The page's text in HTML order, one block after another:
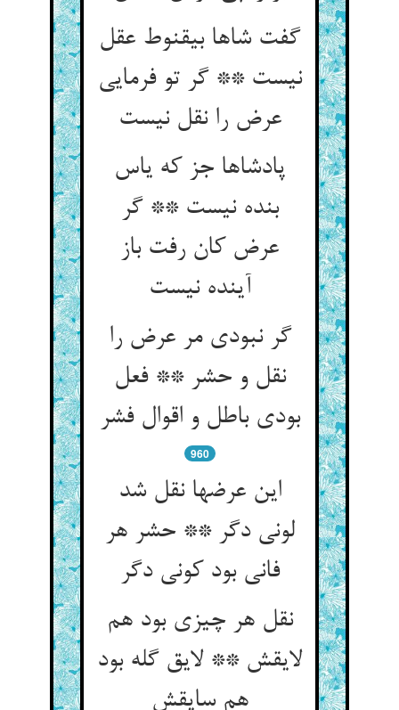
گفت شاها بی‏قنوط عقل
نیست ** گر تو فرمایی
عرض را نقل نیست‏
پادشاها جز که یاس
بنده نیست ** گر
عرض کان رفت باز
آینده نیست‏
گر نبودی مر عرض را
نقل و حشر ** فعل
بودی باطل و اقوال فشر
960
این عرضها نقل شد
لونی دگر ** حشر هر
فانی بود کونی دگر
نقل هر چیزی بود هم
لایقش ** لایق گله بود
هم سایقش‏